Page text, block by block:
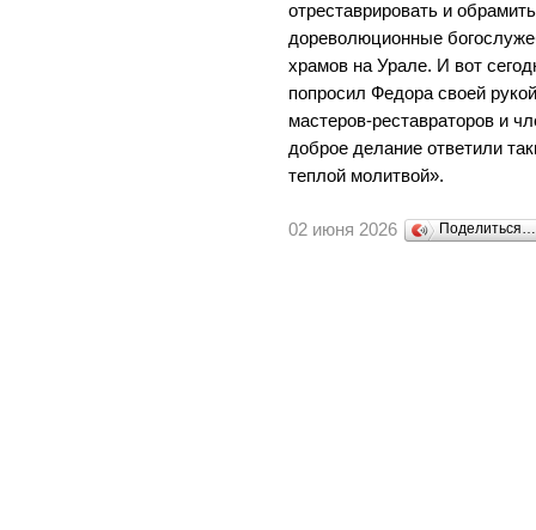
отреставрировать и
дореволюционные
храмов на Урале. И вот
попросил Федора своей
мастеров-реставраторов и
доброе делание ответили
теплой молитвой».
02 июня 2026 Поделиться…